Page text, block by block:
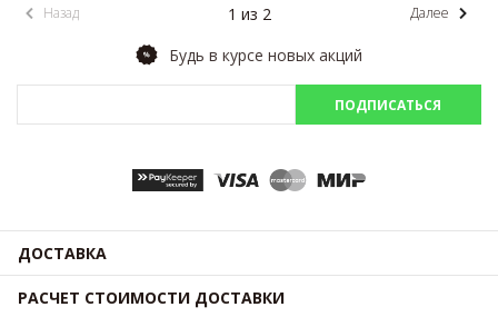
Назад Далее
1 из 2
Будь в курсе новых акций
ПОДПИСАТЬСЯ
ДОСТАВКА
РАСЧЕТ СТОИМОСТИ ДОСТАВКИ